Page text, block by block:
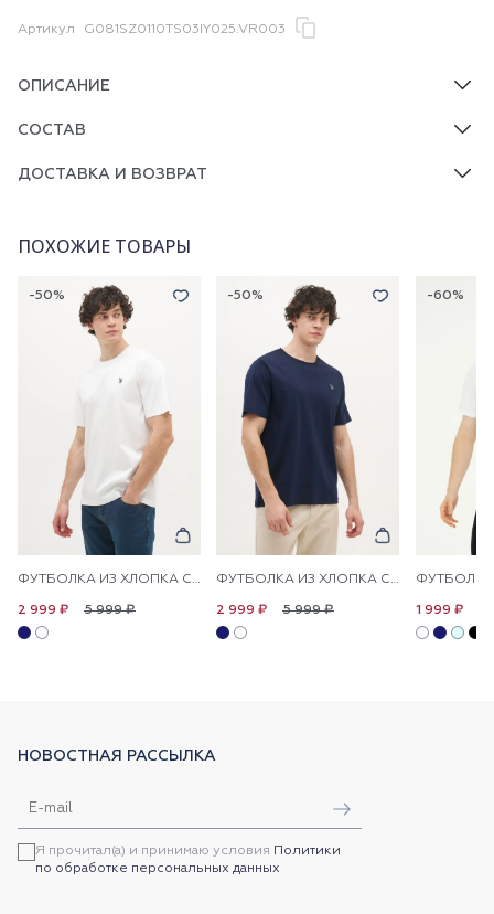
Артикул G081SZ0110TS03IY025.VR003
ОПИСАНИЕ
СОСТАВ
ДОСТАВКА И ВОЗВРАТ
ПОХОЖИЕ ТОВАРЫ
-50%
ФУТБОЛКА ИЗ ХЛОПКА С НАДПИСЬЮ
5 999 ₽
2 999 ₽
-50%
ФУТБОЛКА ИЗ ХЛОПКА С НАДПИСЬЮ
5 999 ₽
2 999 ₽
-60%
1 999 ₽
НОВОСТНАЯ РАССЫЛКА
Я прочитал(а) и принимаю условия Политики
по обработке персональных данных